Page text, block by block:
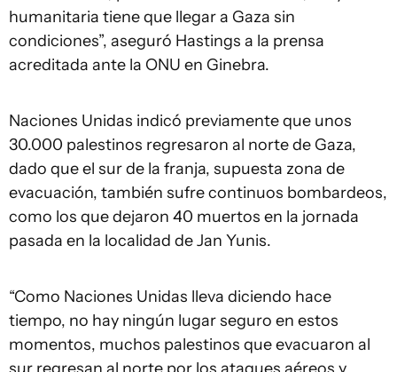
humanitaria tiene que llegar a Gaza sin
condiciones”, aseguró Hastings a la prensa
acreditada ante la ONU en Ginebra.
Naciones Unidas indicó previamente que unos
30.000 palestinos regresaron al norte de Gaza,
dado que el sur de la franja, supuesta zona de
evacuación, también sufre continuos bombardeos,
como los que dejaron 40 muertos en la jornada
pasada en la localidad de Jan Yunis.
“Como Naciones Unidas lleva diciendo hace
tiempo, no hay ningún lugar seguro en estos
momentos, muchos palestinos que evacuaron al